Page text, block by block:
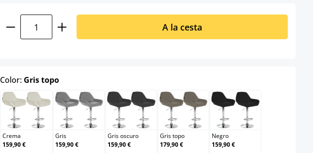
Cantidad del producto: introduce la cantidad deseada o
A la cesta
Color: Gris toposelect
Crema
Crema
159,90 €
Gris
Gris
159,90 €
Gris oscuro
Gris oscuro
159,90 €
Gris topo
Gris topo
179,90 €
Negro
Negro
159,90 €